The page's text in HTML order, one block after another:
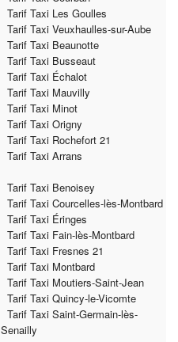
Tarif Taxi Les Goulles
Tarif Taxi Veuxhaulles-sur-Aube
Tarif Taxi Beaunotte
Tarif Taxi Busseaut
Tarif Taxi Échalot
Tarif Taxi Mauvilly
Tarif Taxi Minot
Tarif Taxi Origny
Tarif Taxi Rochefort 21
Tarif Taxi Arrans
Tarif Taxi Benoisey
Tarif Taxi Courcelles-lès-Montbard
Tarif Taxi Éringes
Tarif Taxi Fain-lès-Montbard
Tarif Taxi Fresnes 21
Tarif Taxi Montbard
Tarif Taxi Moutiers-Saint-Jean
Tarif Taxi Quincy-le-Vicomte
Tarif Taxi Saint-Germain-lès-
Senailly